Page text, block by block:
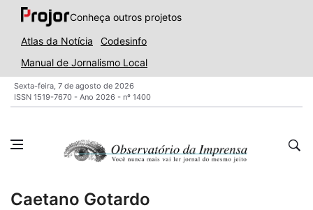
Conheça outros projetos
Atlas da Notícia
Codesinfo
Manual de Jornalismo Local
Sexta-feira, 7 de agosto de 2026
ISSN 1519-7670 - Ano 2026 - nº 1400
Caetano Gotardo